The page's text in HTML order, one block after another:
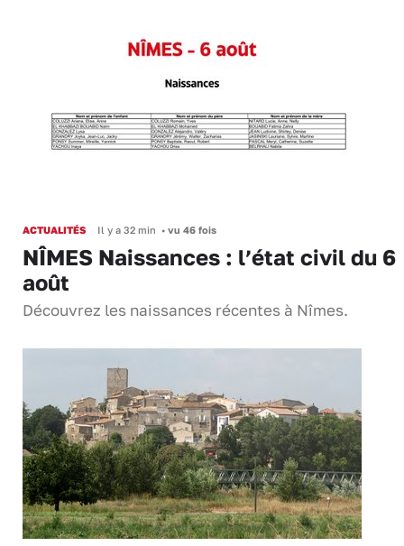
ACTUALITÉS Il y a 32 min • vu 46 fois
NÎMES Naissances : l’état civil du 6
août
Découvrez les naissances récentes à Nîmes.